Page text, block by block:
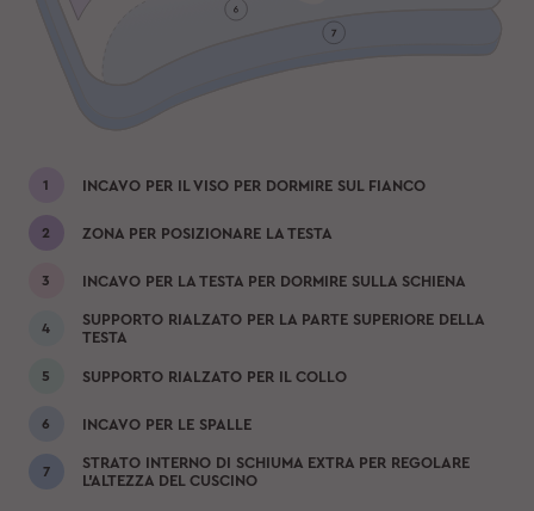
INCAVO PER IL VISO PER DORMIRE SUL FIANCO
ZONA PER POSIZIONARE LA TESTA
INCAVO PER LA TESTA PER DORMIRE SULLA SCHIENA
SUPPORTO RIALZATO PER LA PARTE SUPERIORE DELLA
TESTA
SUPPORTO RIALZATO PER IL COLLO
INCAVO PER LE SPALLE
STRATO INTERNO DI SCHIUMA EXTRA PER REGOLARE
L'ALTEZZA DEL CUSCINO